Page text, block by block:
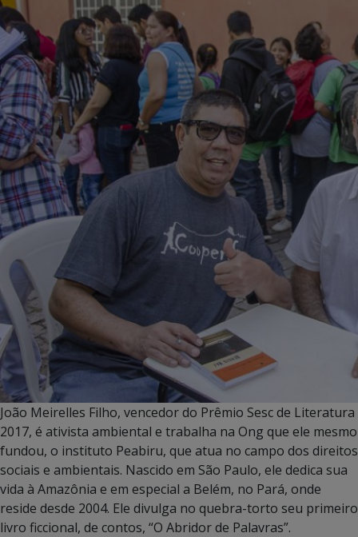
João Meirelles Filho, vencedor do Prêmio Sesc de Literatura
2017, é ativista ambiental e trabalha na Ong que ele mesmo
fundou, o instituto Peabiru, que atua no campo dos direitos
sociais e ambientais. Nascido em São Paulo, ele dedica sua
vida à Amazônia e em especial a Belém, no Pará, onde
reside desde 2004. Ele divulga no quebra-torto seu primeiro
livro ficcional, de contos, “O Abridor de Palavras”.